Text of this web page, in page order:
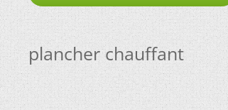
plancher chauffant